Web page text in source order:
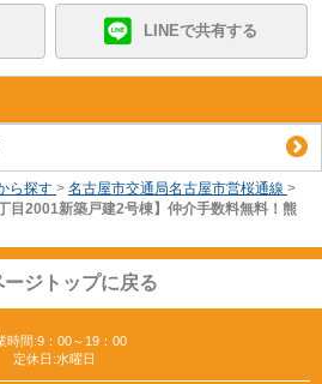
LINEで共有する
ら探す > 名古屋市交通局名古屋市営桜通線 >
目2001新築戸建2号棟】仲介手数料無料！熊
ージトップに戻る
時間:9：00～19：00
定休日:水曜日